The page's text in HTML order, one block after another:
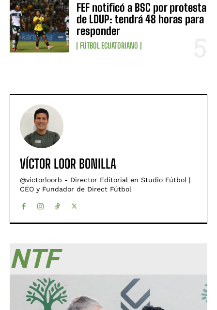
FEF notificó a BSC por protesta
de LDUP: tendrá 48 horas para
responder
FÚTBOL ECUATORIANO
VÍCTOR LOOR BONILLA
@victorloorb - Director Editorial en Studio Fútbol |
CEO y Fundador de Direct Fútbol
NTF